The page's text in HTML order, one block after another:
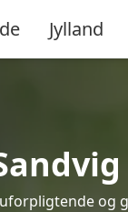
Jylland
og